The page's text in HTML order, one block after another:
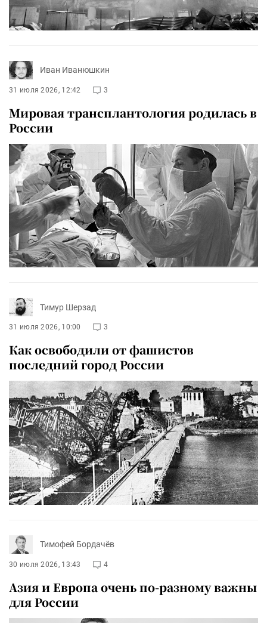
Иван Иванюшкин
31 июля 2026, 12:42 3
Мировая трансплантология родилась в
России
Тимур Шерзад
31 июля 2026, 10:00 3
Как освободили от фашистов
последний город России
Тимофей Бордачёв
30 июля 2026, 13:43 4
Азия и Европа очень по-разному важны
для России